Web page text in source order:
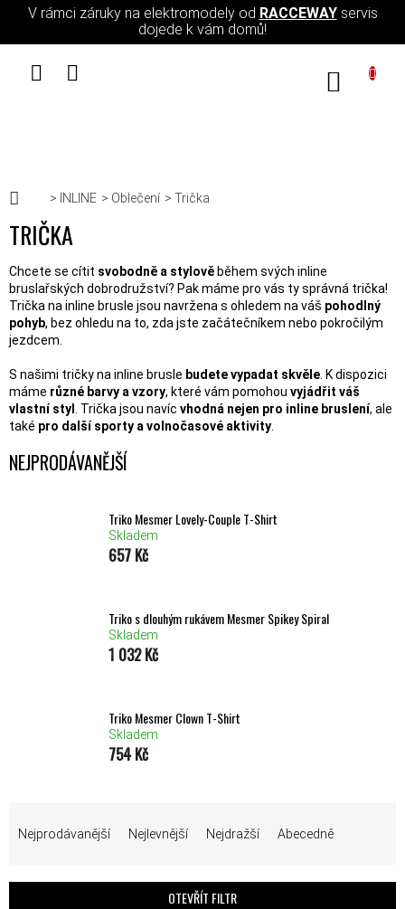
Přejít na obsah
V rámci záruky na elektromodely od RACCEWAYservis
dojede k vám domů!
DomůINLINE Oblečení Trička
TRIČKA
Chcete se cítit svobodně a stylově během svých inline
bruslařských dobrodružství? Pak máme pro vás ty správná trička!
Trička na inline brusle jsou navržena s ohledem na váš pohodlný
pohyb, bez ohledu na to, zda jste začátečníkem nebo pokročilým
jezdcem.
S našimi tričky na inline brusle budete vypadat skvěle. K dispozici
máme různé barvy a vzory, které vám pomohou vyjádřit váš
vlastní styl . Trička jsou navíc vhodná nejen pro inline bruslení, ale
také pro další sporty a volnočasové aktivity.
NEJPRODÁVANĚJŠÍ
Triko Mesmer Lovely-Couple T-Shirt
Skladem
657 Kč
Triko s dlouhým rukávem Mesmer Spikey Spiral
Skladem
1 032 Kč
Triko Mesmer Clown T-Shirt
Skladem
754 Kč
Nejprodávanější Nejlevnější Nejdražší Abecedně
OTEVŘÍT FILTR